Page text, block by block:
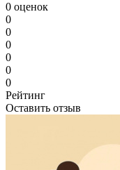
0 оценок
0
0
0
0
0
0
Рейтинг
Оставить отзыв